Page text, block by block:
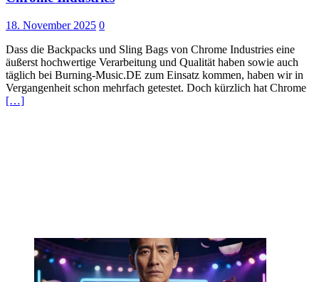
18. November 2025 0
Dass die Backpacks und Sling Bags von Chrome Industries eine
äußerst hochwertige Verarbeitung und Qualität haben sowie auch
täglich bei Burning-Music.DE zum Einsatz kommen, haben wir in
Vergangenheit schon mehrfach getestet. Doch kürzlich hat Chrome
[…]